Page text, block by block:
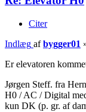
Citer
Indlæg afbygger01
Er elevatoren
Jørgen Steff. fra
H0 / AC / Digital
kun DK (p. gr. af